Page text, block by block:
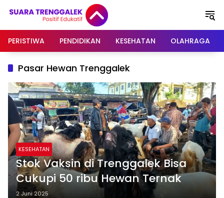
PERISTIWA
PENDIDIKAN KESEHATAN OLAHRAGA
Pasar Hewan Trenggalek
KESEHATAN
Stok Vaksin di Trenggalek Bisa
Cukupi 50 ribu Hewan Ternak
2 Juni 2025